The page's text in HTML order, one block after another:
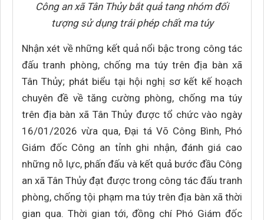
Công an xã Tân Thủy bắt quả tang nhóm đối
tượng sử dụng trái phép chất ma túy
Nhận xét về những kết quả nổi bậc trong công tác
đấu tranh phòng, chống ma túy trên địa bàn xã
Tân Thủy; phát biểu tại hội nghị sơ kết kế hoạch
chuyên đề về tăng cường phòng, chống ma túy
trên địa bàn xã Tân Thủy được tổ chức vào ngày
16/01/2026 vừa qua, Đại tá Võ Công Bình, Phó
Giám đốc Công an tỉnh ghi nhận, đánh giá cao
những nỗ lực, phấn đấu và kết quả bước đầu Công
an xã Tân Thủy đạt được trong công tác đấu tranh
phòng, chống tội phạm ma túy trên địa bàn xã thời
gian qua. Thời gian tới, đồng chí Phó Giám đốc